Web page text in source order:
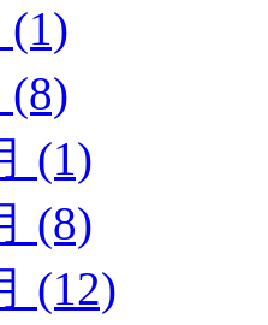
(1)
(8)
(1)
(8)
(12)